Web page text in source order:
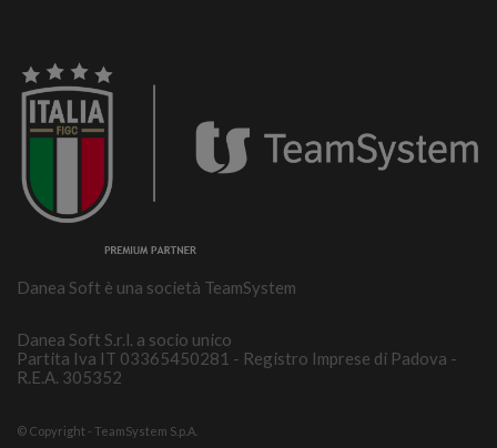
Danea Soft è una società TeamSystem
Danea Soft S.r.l. a socio unico
Partita Iva IT 03365450281 - Registro Imprese di Padova -
R.E.A. 305352
© Copyright - TeamSystem S.p.A.